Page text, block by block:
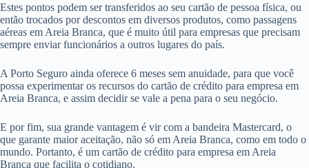
Estes pontos podem ser transferidos ao seu cartão de pessoa física, ou
então trocados por descontos em diversos produtos, como passagens
aéreas em Areia Branca, que é muito útil para empresas que precisam
sempre enviar funcionários a outros lugares do país.
A Porto Seguro ainda oferece 6 meses sem anuidade, para que você
possa experimentar os recursos do cartão de crédito para empresa em
Areia Branca, e assim decidir se vale a pena para o seu negócio.
E por fim, sua grande vantagem é vir com a bandeira Mastercard, o
que garante maior aceitação, não só em Areia Branca, como em todo o
mundo. Portanto, é um cartão de crédito para empresa em Areia
Branca que facilita o cotidiano.